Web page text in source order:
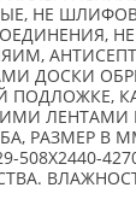
НЕ
ДОСКИ
ПОДЛОЖКЕ,
ЛЕНТАМИ
РАЗМЕР В
508Х2440-